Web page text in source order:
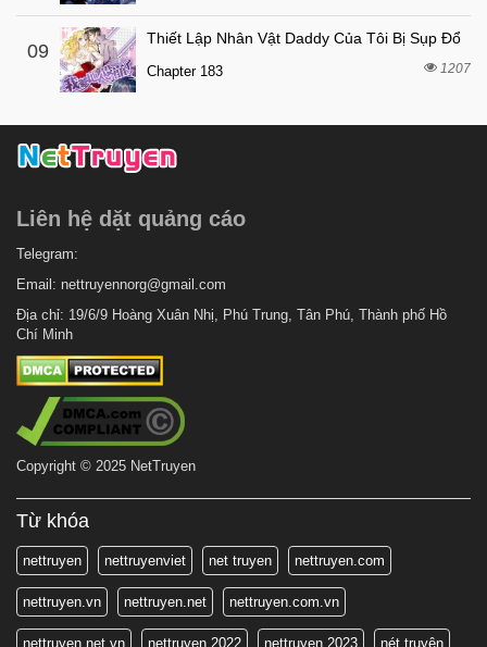
09
Thiết Lập Nhân Vật Daddy Của Tôi Bị Sụp Đổ
Chapter 183 1207
Liên hệ dặt quảng cáo
Telegram:
Email: nettruyennorg@gmail.com
Địa chỉ: 19/6/9 Hoàng Xuân Nhị, Phú Trung, Tân Phú, Thành phố Hồ
Chí Minh
Copyright © 2025 NetTruyen
Từ khóa
nettruyen nettruyenviet net truyen nettruyen.com
nettruyen.vn nettruyen.net nettruyen.com.vn
nettruyen.net.vn nettruyen 2022 nettruyen 2023 nét truyện